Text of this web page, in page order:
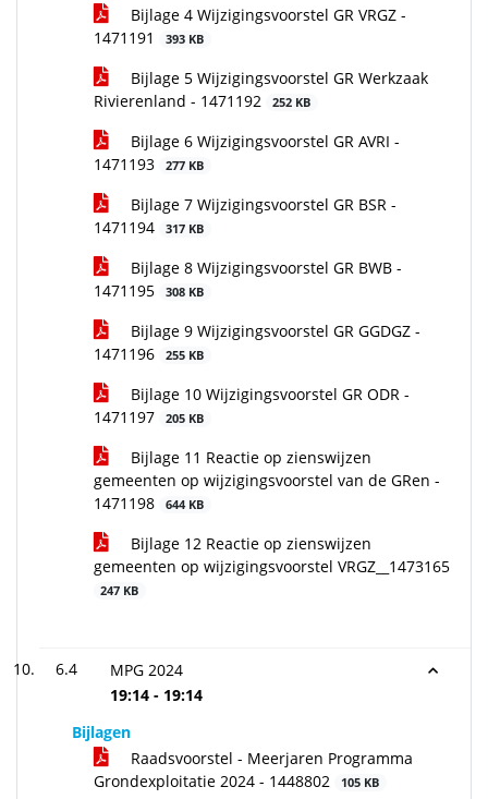
Bijlage 4 Wijzigingsvoorstel GR VRGZ -
1471191
393 KB
Bijlage 5 Wijzigingsvoorstel GR Werkzaak
Rivierenland - 1471192
252 KB
Bijlage 6 Wijzigingsvoorstel GR AVRI -
1471193
277 KB
Bijlage 7 Wijzigingsvoorstel GR BSR -
1471194
317 KB
Bijlage 8 Wijzigingsvoorstel GR BWB -
1471195
308 KB
Bijlage 9 Wijzigingsvoorstel GR GGDGZ -
1471196
255 KB
Bijlage 10 Wijzigingsvoorstel GR ODR -
1471197
205 KB
Bijlage 11 Reactie op zienswijzen
gemeenten op wijzigingsvoorstel van de GRen -
1471198
644 KB
Bijlage 12 Reactie op zienswijzen
gemeenten op wijzigingsvoorstel VRGZ__1473165
247 KB
6.4
MPG 2024
19:14 - 19:14
Bijlagen
Raadsvoorstel - Meerjaren Programma
Grondexploitatie 2024 - 1448802
105 KB